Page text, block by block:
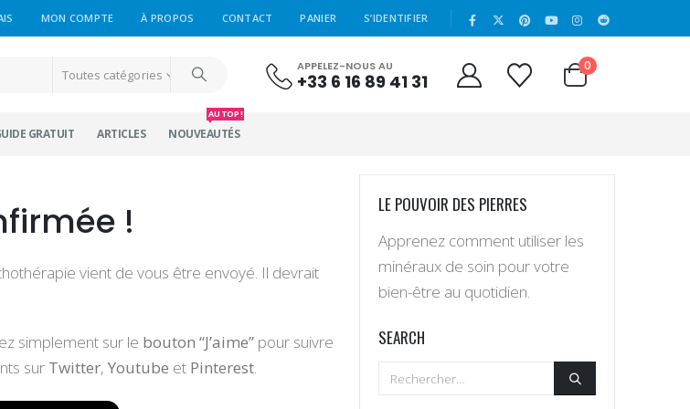
MON COMPTE À PROPOS CONTACT PANIER S’IDENTIFIER
Toutes catégories
APPELEZ-NOUS AU
+33 6 16 89 41 31
0
GRATUIT ARTICLES NOUVEAUTÉS
AU TOP !
!
vient de vous être envoyé. Il devrait
simplement sur le bouton “J’aime” pour suivre
sur Twitter, Youtube et Pinterest.
LE POUVOIR DES PIERRES
Apprenez comment utiliser les
minéraux de soin pour votre
bien-être au quotidien.
SEARCH